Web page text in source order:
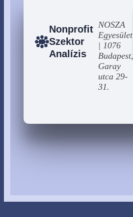
Nonprofit
Szektor
Analízis
NOSZA
Egyesület
| 1076
Budapest,
Garay
utca 29-
31.